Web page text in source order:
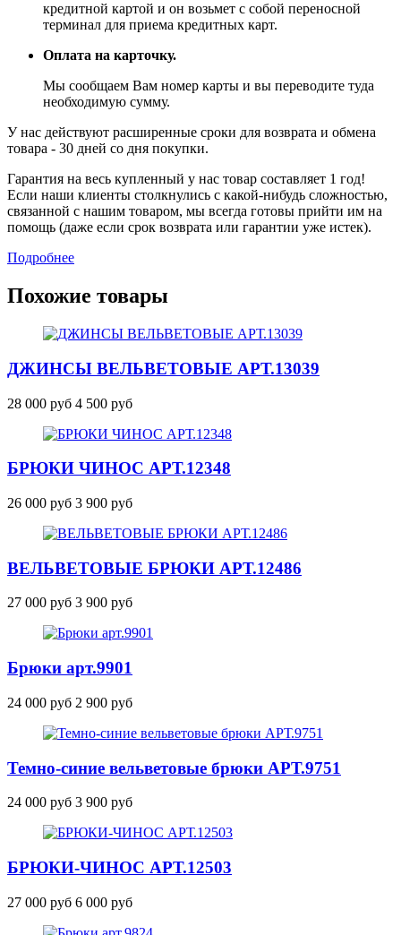
кредитной картой и он возьмет с собой переносной
терминал для приема кредитных карт.
Оплата на карточку.
Мы сообщаем Вам номер карты и вы переводите туда
необходимую сумму.
У нас действуют расширенные сроки для возврата и обмена
товара - 30 дней со дня покупки.
Гарантия на весь купленный у нас товар составляет 1 год!
Если наши клиенты столкнулись с какой-нибудь сложностью,
связанной с нашим товаром, мы всегда готовы прийти им на
помощь (даже если срок возврата или гарантии уже истек).
Подробнее
Похожие товары
ДЖИНСЫ ВЕЛЬВЕТОВЫЕ АРТ.13039
28 000 руб 4 500 руб
БРЮКИ ЧИНОС АРТ.12348
26 000 руб 3 900 руб
ВЕЛЬВЕТОВЫЕ БРЮКИ АРТ.12486
27 000 руб 3 900 руб
Брюки арт.9901
24 000 руб 2 900 руб
Темно-синие вельветовые брюки АРТ.9751
24 000 руб 3 900 руб
БРЮКИ-ЧИНОС АРТ.12503
27 000 руб 6 000 руб